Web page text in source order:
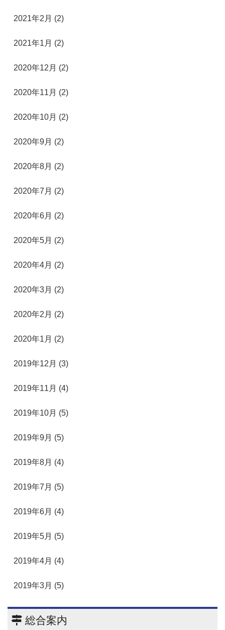
2021年2月 (2)
2021年1月 (2)
2020年12月 (2)
2020年11月 (2)
2020年10月 (2)
2020年9月 (2)
2020年8月 (2)
2020年7月 (2)
2020年6月 (2)
2020年5月 (2)
2020年4月 (2)
2020年3月 (2)
2020年2月 (2)
2020年1月 (2)
2019年12月 (3)
2019年11月 (4)
2019年10月 (5)
2019年9月 (5)
2019年8月 (4)
2019年7月 (5)
2019年6月 (4)
2019年5月 (5)
2019年4月 (4)
2019年3月 (5)
総合案内